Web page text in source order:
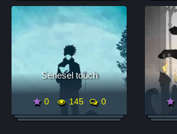
Senesel touch
0 145 0